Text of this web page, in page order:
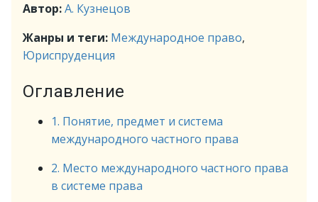
Автор:А. Кузнецов
Жанры и теги: Международное право,
Юриспруденция
Оглавление
1. Понятие, предмет и система
международного частного права
2. Место международного частного права
в системе права